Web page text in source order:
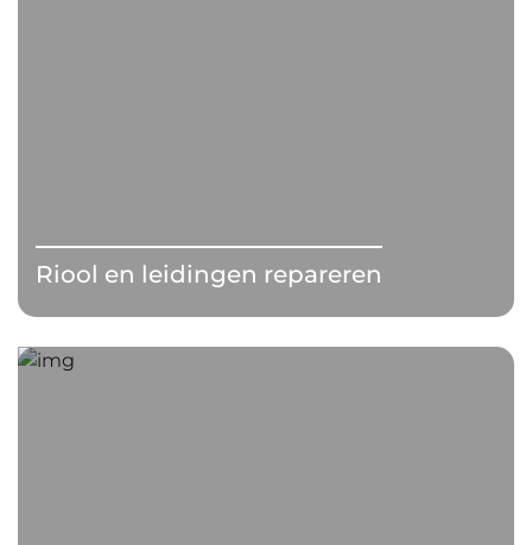
Riool en leidingen repareren